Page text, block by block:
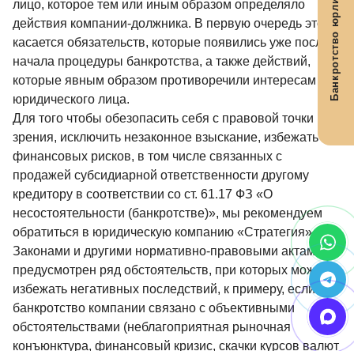
лицо, которое тем или иным образом определяло
действия компании-должника. В первую очередь это
касается обязательств, которые появились уже после
начала процедуры банкротства, а также действий,
которые явным образом противоречили интересам
юридического лица.
Для того чтобы обезопасить себя с правовой точки
зрения, исключить незаконное взыскание, избежать
финансовых рисков, в том числе связанных с
продажей субсидиарной ответственности другому
кредитору в соответствии со ст. 61.17 ФЗ «О
несостоятельности (банкротстве)», мы рекомендуем
обратиться в юридическую компанию «Стратегия».
Законами и другими нормативно-правовыми актами
предусмотрен ряд обстоятельств, при которых можно
избежать негативных последствий, к примеру, если
банкротство компании связано с объективными
обстоятельствами (неблагоприятная рыночная
конъюнктура, финансовый кризис, скачки курсов валют
Банкротство юрлиц